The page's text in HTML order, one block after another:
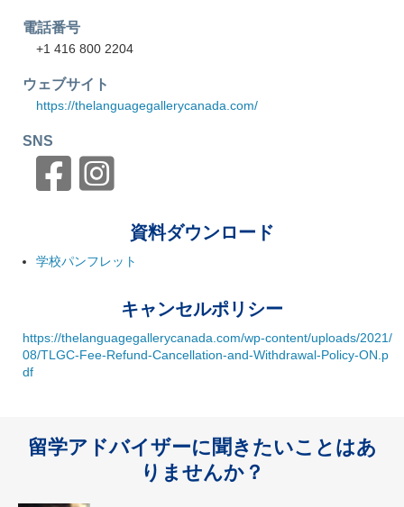
電話番号
+1 416 800 2204
ウェブサイト
https://thelanguagegallerycanada.com/
SNS
資料ダウンロード
学校パンフレット
キャンセルポリシー
https://thelanguagegallerycanada.com/wp-content/uploads/2021/
08/TLGC-Fee-Refund-Cancellation-and-Withdrawal-Policy-ON.p
df
留学アドバイザーに聞きたいことはあ
りませんか？